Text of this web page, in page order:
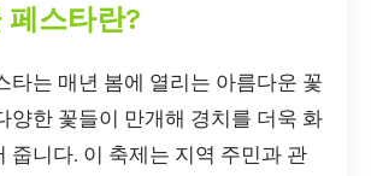
페스타란?
타는 매년 봄에 열리는 아름다운 꽃
양한 꽃들이 만개해 경치를 더욱 화
줍니다. 이 축제는 지역 주민과 관